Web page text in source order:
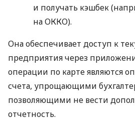
и получать кэшбек
на ОККО).
Она обеспечивает доступ к
предприятия через
операции по карте являются
счета, упрощающими
позволяющими не вести
отчетность.